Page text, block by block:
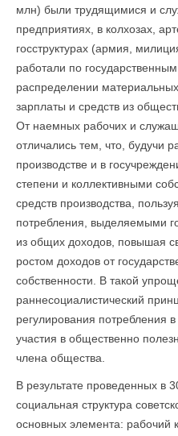
млн) были трудящимися и
предприятиях, в колхозах,
госструктурах (армия,
работали по
распределении
зарплаты и средств из
От наемных рабочих и
отличались тем, что, будучи
производстве и в
степени и коллективными
средств производства,
потребления, выделяемыми
из общих доходов, повышая
ростом доходов от
собственности. В такой
раннесоциалистический
регулирования потребления
участия в общественно
члена общества.
В результате проведенных в
социальная структура
основных элемента: рабочий